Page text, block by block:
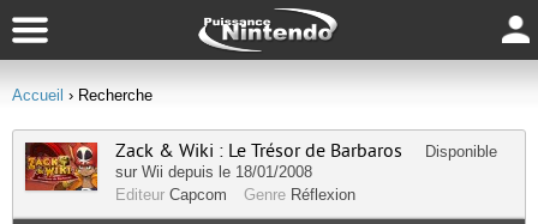
Accueil › Recherche
Zack & Wiki : Le Trésor de Barbaros
Disponible
sur Wii depuis le 18/01/2008
Editeur Capcom Genre Réflexion